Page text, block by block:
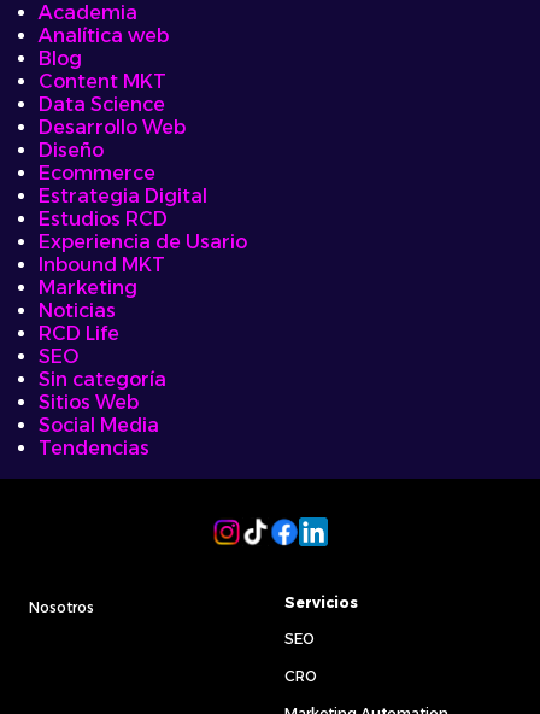
Academia
Analítica web
Blog
Content MKT
Data Science
Desarrollo Web
Diseño
Ecommerce
Estrategia Digital
Estudios RCD
Experiencia de Usario
Inbound MKT
Marketing
Noticias
RCD Life
SEO
Sin categoría
Sitios Web
Social Media
Tendencias
Nosotros
Servicios
SEO
CRO